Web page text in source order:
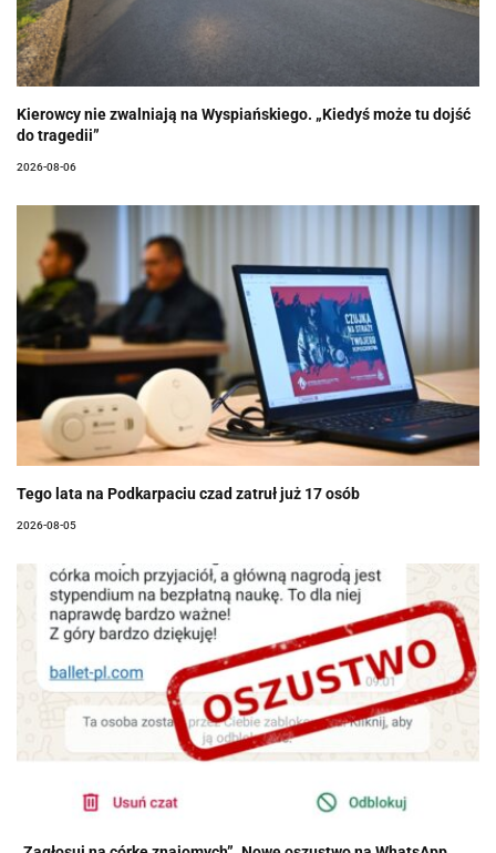
Kierowcy nie zwalniają na Wyspiańskiego. „Kiedyś może tu dojść
do tragedii”
2026-08-06
Tego lata na Podkarpaciu czad zatruł już 17 osób
2026-08-05